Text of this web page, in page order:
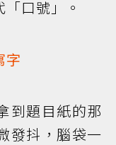
口號」。
字
到題目紙的那
發抖，腦袋一